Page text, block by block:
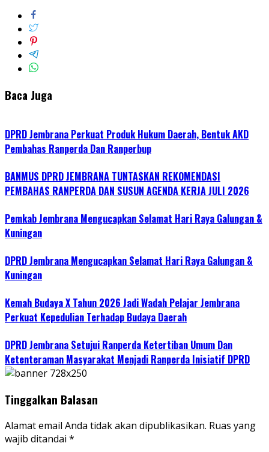
Baca Juga
DPRD Jembrana Perkuat Produk Hukum Daerah, Bentuk AKD
Pembahas Ranperda Dan Ranperbup
BANMUS DPRD JEMBRANA TUNTASKAN REKOMENDASI
PEMBAHAS RANPERDA DAN SUSUN AGENDA KERJA JULI 2026
Pemkab Jembrana Mengucapkan Selamat Hari Raya Galungan &
Kuningan
DPRD Jembrana Mengucapkan Selamat Hari Raya Galungan &
Kuningan
Kemah Budaya X Tahun 2026 Jadi Wadah Pelajar Jembrana
Perkuat Kepedulian Terhadap Budaya Daerah
DPRD Jembrana Setujui Ranperda Ketertiban Umum Dan
Ketenteraman Masyarakat Menjadi Ranperda Inisiatif DPRD
Tinggalkan Balasan
Alamat email Anda tidak akan dipublikasikan. Ruas yang
wajib ditandai *